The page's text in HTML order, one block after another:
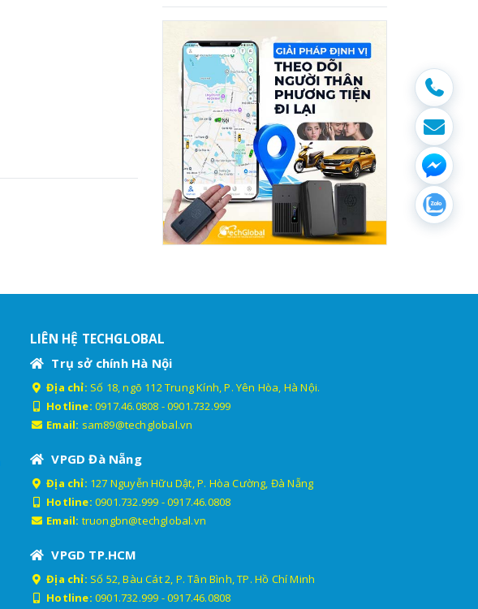
LIÊN HỆ TECHGLOBAL
Trụ sở chính Hà Nội
Địa chỉ: Số 18, ngõ 112 Trung Kính, P. Yên Hòa, Hà Nội.
Hotline: 0917.46.0808 -0901.732.999
Email: sam89@techglobal.vn
VPGD Đà Nẵng
Địa chỉ: 127 Nguyễn Hữu Dật, P. Hòa Cường, Đà Nẵng
Hotline: 0901.732.999 -0917.46.0808
Email: truongbn@techglobal.vn
VPGD TP.HCM
Địa chỉ: Số 52, Bàu Cát 2, P. Tân Bình, TP. Hồ Chí Minh
Hotline: 0901.732.999 -0917.46.0808